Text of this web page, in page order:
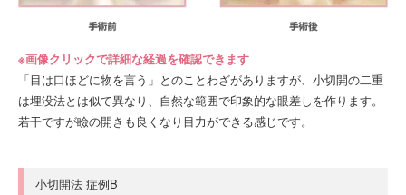
※画像クリックで詳細な経過を確認できます
「目は口ほどに物を言う」とのことわざがありますが、小切開の二重
は埋没法とは似て異なり、自然な範囲で印象的な眼差しを作ります。
若干ですが瞼の開きも良くなり目力ができる感じです。
小切開法 症例B